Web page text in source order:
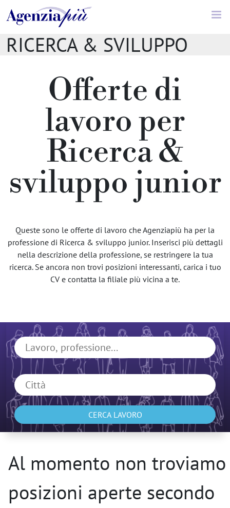
Offerte di lavoro //
RICERCA & SVILUPPO
JUNIOROfferte di
lavoro per
Ricerca &
sviluppo junior
Queste sono le offerte di lavoro che Agenziapiù ha per la
professione di Ricerca & sviluppo junior. Inserisci più dettagli
nella descrizione della professione, se restringere la tua
ricerca. Se ancora non trovi posizioni interessanti, carica i tuo
CV e contatta la filiale più vicina a te.
CERCA LAVORO
Al momento non troviamo
posizioni aperte secondo